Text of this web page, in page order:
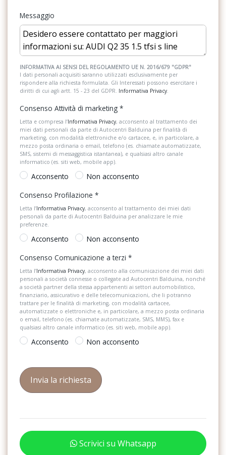
Sensori parcheggio posteriori
Servosterzo
Sistema audio
Sistema di apertura keyless
Sistema di assistenza al mantenimento della corsia
Sistema di navigazione
Sistema di riconoscimento stanchezza guidatore
Sistema telefonico integrato
Sospensioni
Specchietti retrovisori elettrici e riscaldabili
Spoiler
Strumentazione digitale con display
Tappetini
Volante sportivo
Gruppi ottici posteriori a led
Gusci specchietti retrovisivi esterni in colore carrozzeria
Illuminazione interna
Impianto frenante a doppio circuito con ripartizione diagonale
Inserti in vernice effetto diamante grigio argento
Kit riparazione pneumatico
Lane departure warning
Materiale di pronto soccorso con triangolo di emergenza
Modanature nere ai finestrini
Parte inferiore paraurti in colore antracite
Presa 12v nella consolle centrale anteriore
Presa 12v sul retro della consolle centrale per i sedili posteriori
Ricezione radio digitale (dab)
Rilevatore di distrazione e stanchezza conducente
Rivestimento dei sedili in tessuto script
Sedili anteriori normali
Sedili del sedile posteriore ribaltabile
Sicura per bambini ad azionamento elettrico
Sistema di ancoraggio isofix per i seggiolini dei bambini sul sedile
del passeggero
Messaggio
INFORMATIVA AI SENSI DEL REGOLAMENTO UE N. 2016/679 "GDPR"
I dati personali acquisiti saranno utilizzati esclusivamente per
rispondere alla richiesta formulata. Gli Interessati possono esercitare i
diritti di cui agli artt. 15 - 23 del GDPR. Informativa Privacy
Consenso Attività di marketing *
Letta e compresa l’Informativa Privacy, acconsento al trattamento dei
miei dati personali da parte di Autocentri Balduina per finalità di
marketing, con modalità elettroniche e/o cartacee, e, in particolare, a
mezzo posta ordinaria o email, telefono (es. chiamate automatizzate,
SMS, sistemi di messaggistica istantanea), e qualsiasi altro canale
informatico (es. siti web, mobile app).
Acconsento
Non acconsento
Consenso Profilazione *
Letta l’Informativa Privacy, acconsento al trattamento dei miei dati
personali da parte di Autocentri Balduina per analizzare le mie
preferenze.
Acconsento
Non acconsento
Consenso Comunicazione a terzi *
Letta l’Informativa Privacy, acconsento alla comunicazione dei miei dati
personali a società connesse o collegate ad Autocentri Balduina, nonché
a società partner della stessa appartenenti ai settori automobilistico,
finanziario, assicurativo e delle telecomunicazioni, che li potranno
trattare per le finalità di marketing, con modalità cartacee,
automatizzate o elettroniche e, in particolare, a mezzo posta ordinaria
o email, telefono (es. chiamate automatizzate, SMS, MMS), fax e
qualsiasi altro canale informatico (es. siti web, mobile app).
Acconsento Non acconsento
Scrivici su Whatsapp